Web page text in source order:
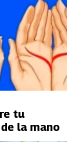
tu
la mano